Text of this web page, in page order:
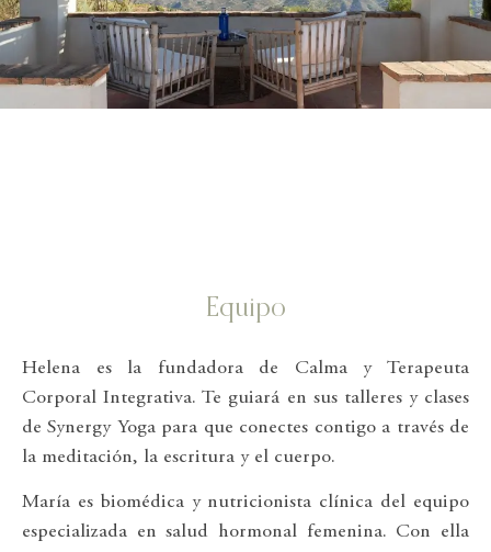
Equipo
Helena es la fundadora de Calma y Terapeuta
Corporal Integrativa. Te guiará en sus talleres y clases
de Synergy Yoga para que conectes contigo a través de
la meditación, la escritura y el cuerpo.
María es biomédica y nutricionista clínica del equipo
especializada en salud hormonal femenina. Con ella